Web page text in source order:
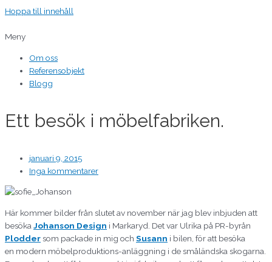
Hoppa till innehåll
Meny
Om oss
Referensobjekt
Blogg
Ett besök i möbelfabriken.
januari 9, 2015
Inga kommentarer
Här kommer bilder från slutet av november när jag blev inbjuden att
besöka Johanson Design i Markaryd. Det var Ulrika på PR-byrån
Ploddersom packade in mig och Susann i bilen, för att besöka
en modern möbelproduktions-anläggning i de småländska skogarna.